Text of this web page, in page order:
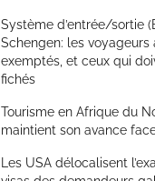
Système d’entrée/sortie
Schengen: les voyageurs
exemptés, et ceux qui
fichés
Tourisme en Afrique du
maintient son avance
Les USA délocalisent